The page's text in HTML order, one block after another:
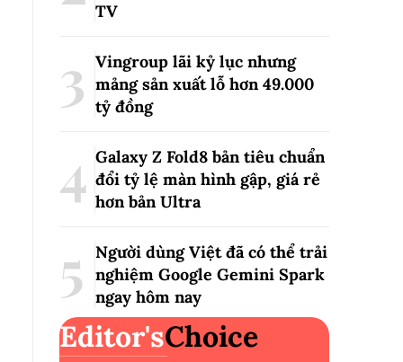
TV
Vingroup lãi kỷ lục nhưng
mảng sản xuất lỗ hơn 49.000
tỷ đồng
Galaxy Z Fold8 bản tiêu chuẩn
đổi tỷ lệ màn hình gập, giá rẻ
hơn bản Ultra
Người dùng Việt đã có thể trải
nghiệm Google Gemini Spark
ngay hôm nay
Editor'sChoice